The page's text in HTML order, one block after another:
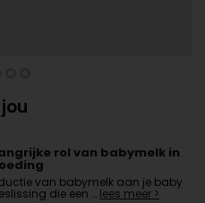
rol van babymelk in
van babymelk aan je baby
die een … lees meer >